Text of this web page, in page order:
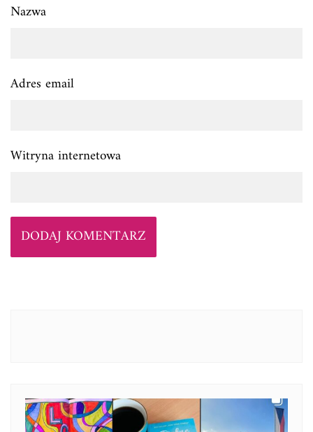
Nazwa
Adres email
Witryna internetowa